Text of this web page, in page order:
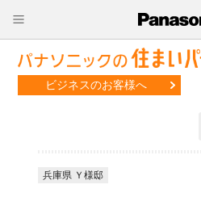
ビジネスのお客様へ
兵庫県 Ｙ様邸